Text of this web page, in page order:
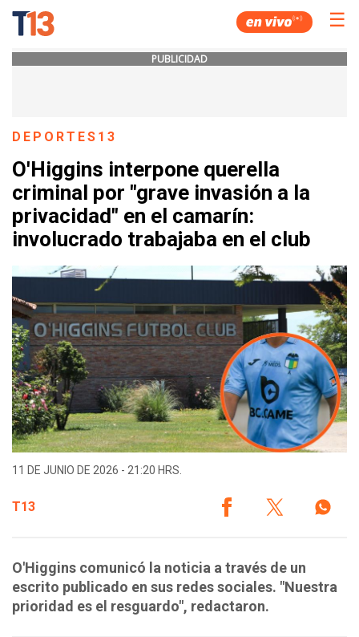
☰
PUBLICIDAD
DEPORTES13
O'Higgins interpone querella
criminal por "grave invasión a la
privacidad" en el camarín:
involucrado trabajaba en el club
11 DE JUNIO DE 2026 - 21:20 HRS.
T13
O'Higgins comunicó la noticia a través de un
escrito publicado en sus redes sociales. "Nuestra
prioridad es el resguardo", redactaron.